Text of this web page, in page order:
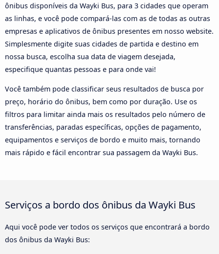
ônibus disponíveis da Wayki Bus, para 3 cidades que operam
as linhas, e você pode compará-las com as de todas as outras
empresas e aplicativos de ônibus presentes em nosso website.
Simplesmente digite suas cidades de partida e destino em
nossa busca, escolha sua data de viagem desejada,
especifique quantas pessoas e para onde vai!
Você também pode classificar seus resultados de busca por
preço, horário do ônibus, bem como por duração. Use os
filtros para limitar ainda mais os resultados pelo número de
transferências, paradas específicas, opções de pagamento,
equipamentos e serviços de bordo e muito mais, tornando
mais rápido e fácil encontrar sua passagem da Wayki Bus.
Serviços a bordo dos ônibus da Wayki Bus
Aqui você pode ver todos os serviços que encontrará a bordo
dos ônibus da Wayki Bus: